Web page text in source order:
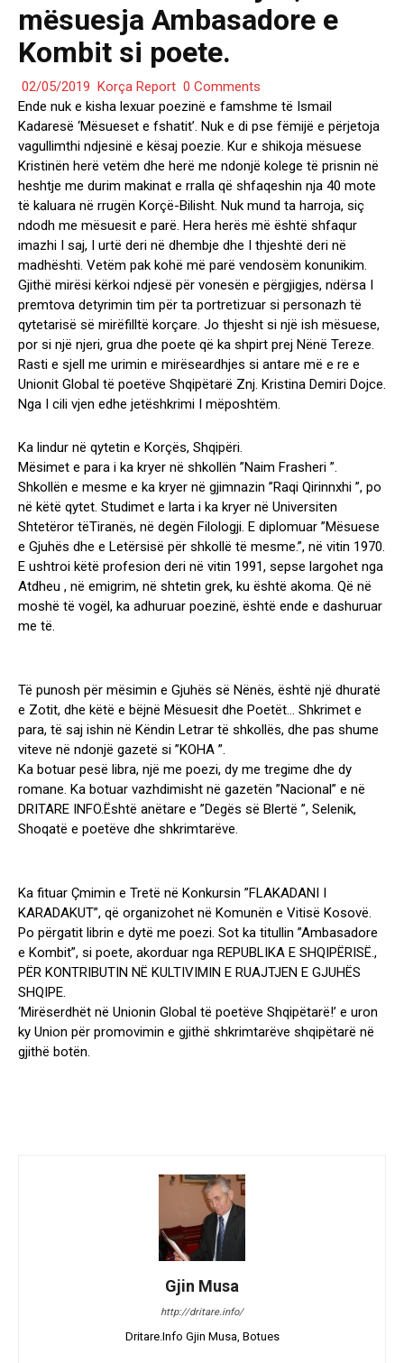
mësuesja Ambasadore e
Kombit si poete.
02/05/2019 Korça Report 0 Comments
Ende nuk e kisha lexuar poezinë e famshme të Ismail
Kadaresë ‘Mësueset e fshatit’. Nuk e di pse fëmijë e përjetoja
vagullimthi ndjesinë e kësaj poezie. Kur e shikoja mësuese
Kristinën herë vetëm dhe herë me ndonjë kolege të prisnin në
heshtje me durim makinat e rralla që shfaqeshin nja 40 mote
të kaluara në rrugën Korçë-Bilisht. Nuk mund ta harroja, siç
ndodh me mësuesit e parë. Hera herës më është shfaqur
imazhi I saj, I urtë deri në dhembje dhe I thjeshtë deri në
madhështi. Vetëm pak kohë më parë vendosëm konunikim.
Gjithë mirësi kërkoi ndjesë për vonesën e përgjigjes, ndërsa I
premtova detyrimin tim për ta portretizuar si personazh të
qytetarisë së mirëfilltë korçare. Jo thjesht si një ish mësuese,
por si një njeri, grua dhe poete që ka shpirt prej Nënë Tereze.
Rasti e sjell me urimin e mirëseardhjes si antare më e re e
Unionit Global të poetëve Shqipëtarë Znj. Kristina Demiri Dojce.
Nga I cili vjen edhe jetëshkrimi I mëposhtëm.
Ka lindur në qytetin e Korçës, Shqipëri.
Mësimet e para i ka kryer në shkollën ”Naim Frasheri ”.
Shkollën e mesme e ka kryer në gjimnazin ”Raqi Qirinnxhi ”, po
në këtë qytet. Studimet e larta i ka kryer në Universiten
Shtetëror tëTiranës, në degën Filologji. E diplomuar ”Mësuese
e Gjuhës dhe e Letërsisë për shkollë të mesme.”, në vitin 1970.
E ushtroi këtë profesion deri në vitin 1991, sepse largohet nga
Atdheu , në emigrim, në shtetin grek, ku është akoma. Që në
moshë të vogël, ka adhuruar poezinë, është ende e dashuruar
me të.
Të punosh për mësimin e Gjuhës së Nënës, është një dhuratë
e Zotit, dhe këtë e bëjnë Mësuesit dhe Poetët… Shkrimet e
para, të saj ishin në Këndin Letrar të shkollës, dhe pas shume
viteve në ndonjë gazetë si ”KOHA ”.
Ka botuar pesë libra, një me poezi, dy me tregime dhe dy
romane. Ka botuar vazhdimisht në gazetën ”Nacional” e në
DRITARE INFO.Është anëtare e ”Degës së Blertë ”, Selenik,
Shoqatë e poetëve dhe shkrimtarëve.
Ka fituar Çmimin e Tretë në Konkursin ”FLAKADANI I
KARADAKUT”, që organizohet në Komunën e Vitisë Kosovë.
Po përgatit librin e dytë me poezi. Sot ka titullin ”Ambasadore
e Kombit”, si poete, akorduar nga REPUBLIKA E SHQIPËRISË.,
PËR KONTRIBUTIN NË KULTIVIMIN E RUAJTJEN E GJUHËS
SHQIPE.
‘Mirëserdhët në Unionin Global të poetëve Shqipëtarë!’ e uron
ky Union për promovimin e gjithë shkrimtarëve shqipëtarë në
gjithë botën.
Gjin Musa
http://dritare.info/
Dritare.Info Gjin Musa, Botues